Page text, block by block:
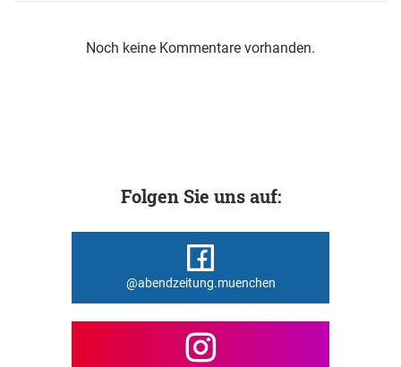
Noch keine Kommentare vorhanden.
Folgen Sie uns auf:
@abendzeitung.muenchen